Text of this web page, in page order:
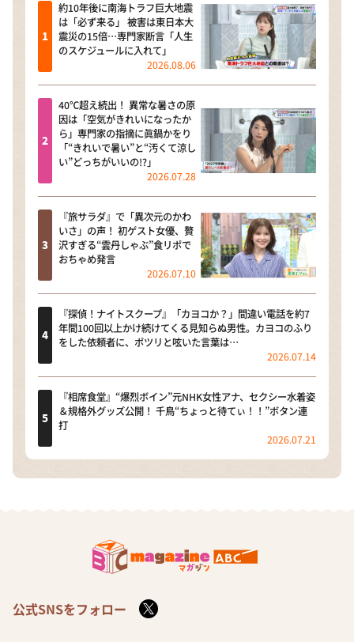
約10年後に南海トラフ巨大地震
は「必ず来る」 被害は東日本大
震災の15倍…専門家断言「人生
のスケジュールに入れて」
2026.08.06
40℃超え続出！ 異常な暑さの原
因は「空気がきれいになったか
ら」専門家の指摘に眞鍋かをり
「“きれいで暑い”と“汚くて涼し
い”どっちがいいの!?」
2026.07.28
『旅サラダ』で「異次元のかわ
いさ」の声！ 初ゲスト女優、贅
沢すぎる“雲丹しゃぶ”食リポで
おちゃめ発言
2026.07.10
『探偵！ナイトスクープ』「カヨコか？」間違い電話を約7
年間100回以上かけ続けてくる見知らぬ男性。カヨコのふり
をした依頼者に、ポツリと呟いた言葉は…
2026.07.14
『相席食堂』“爆烈ボイン”元NHK女性アナ、セクシー水着姿
＆規格外グッズ公開！ 千鳥“ちょっと待てぃ！！”ボタン連
打
2026.07.21
公式SNSをフォロー